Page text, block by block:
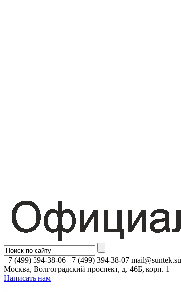
+7 (499) 394-38-06 +7 (499) 394-38-07 mail@suntek.su
Москва, Волгоградский проспект, д. 46Б, корп. 1
Написать нам